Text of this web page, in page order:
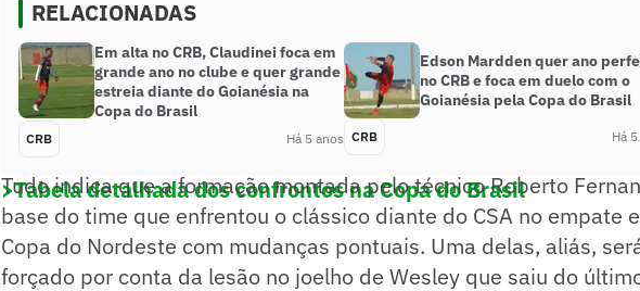
RELACIONADAS
Em alta no CRB, Claudinei foca em
grande ano no clube e quer grande
estreia diante do Goianésia na
Copa do Brasil
CRB Há 5 anos
Edson Mardden quer ano
no CRB e foca em duelo com o
Goianésia pela Copa do Brasil
CRB Há
>Tabela detalhada dos confrontos na Copa do Brasil
Tudo indica que a formação montada pelo técnico Roberto
base do time que enfrentou o clássico diante do CSA no empate
Copa do Nordeste com mudanças pontuais. Uma delas, aliás,
forçado por conta da lesão no joelho de Wesley que saiu do